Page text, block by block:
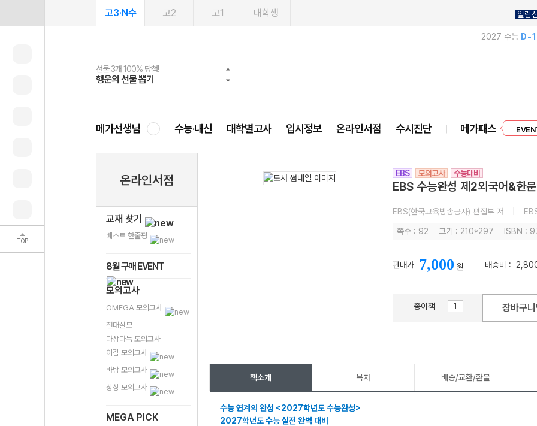
TOP
고3·N수 고2 고1 대학생 알람
2027 수능 D-
선물 3개 100% 당첨!
행운의 선물 뽑기
선물 100% 증정!
메가스터디 X 올리브
여름방학 스터디 캐시백
메가런 썸머스쿨
2027 러셀 단과
강사 공개선발
스마트러닝앱
설문 EVENT
메가패스
3일 무료 체험권
메가패스 수강생 무료혜택!
메가클럽 멤버십
사회공헌 캠페인
희망이룸 메가나눔
메가선생님 수능·내신 대학별고사 입시정보 온라인서점 수시진단 메가패스
온라인서점
교재 찾기
베스트 한줄평
8월 구매 EVENT
모의고사
OMEGA 모의고사
전대실모
다상다독 모의고사
이감 모의고사
바탕 모의고사
상상 모의고사
MEGA PICK
EBS 모의고사 수능대비
EBS 수능완성 제2외국어&한
EBS(한국교육방송공사) 편집부 저
쪽수 : 92 크기 : 210*297 ISBN :
판매가 7,000 원 배송비 :
종이책 장바구니
책소개 목차 배송/교환/환불
수능 연계의 완성 <2027학년도 수능완성>
2027학년도 수능 실전 완벽 대비